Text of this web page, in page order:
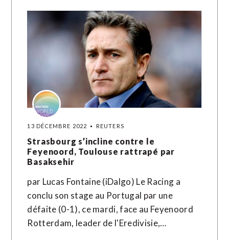
13 DÉCEMBRE 2022 REUTERS
Strasbourg s’incline contre le
Feyenoord, Toulouse rattrapé par
Basaksehir
par Lucas Fontaine (iDalgo) Le Racing a
conclu son stage au Portugal par une
défaite (0-1), ce mardi, face au Feyenoord
Rotterdam, leader de l'Eredivisie,…